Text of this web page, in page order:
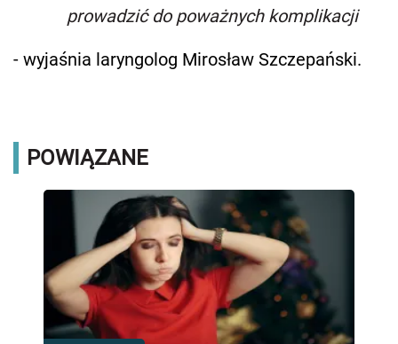
prowadzić do poważnych komplikacji
- wyjaśnia laryngolog Mirosław Szczepański.
POWIĄZANE